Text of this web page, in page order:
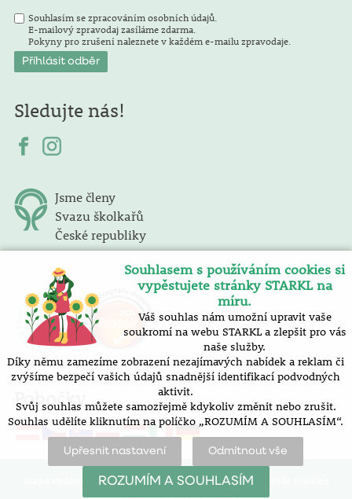
Souhlasím se zpracováním osobních údajů.
E-mailový zpravodaj zasíláme zdarma.
Pokyny pro zrušení naleznete v každém e-mailu zpravodaje.
Sledujte nás!
Jsme členy
Svazu školkařů
České republiky
Pobočky
prohlášení o přístupnosti |
nastavení cookies
Vytvořilo SOFICO-CZ, a.s.
Souhlasem s používáním cookies si
vypěstujete stránky STARKL na
míru.
Váš souhlas nám umožní upravit vaše
soukromí na webu STARKL a zlepšit pro vás
naše služby.
Díky němu zamezíme zobrazení nezajímavých nabídek a reklam či
zvýšíme bezpečí vašich údajů snadnější identifikací podvodných
aktivit.
Svůj souhlas můžete samozřejmě kdykoliv změnit nebo zrušit.
Souhlas udělíte kliknutím na políčko „ROZUMÍM A SOUHLASÍM“.
Upřesnit nastavení Odmítnout vše
ROZUMÍM A SOUHLASÍM